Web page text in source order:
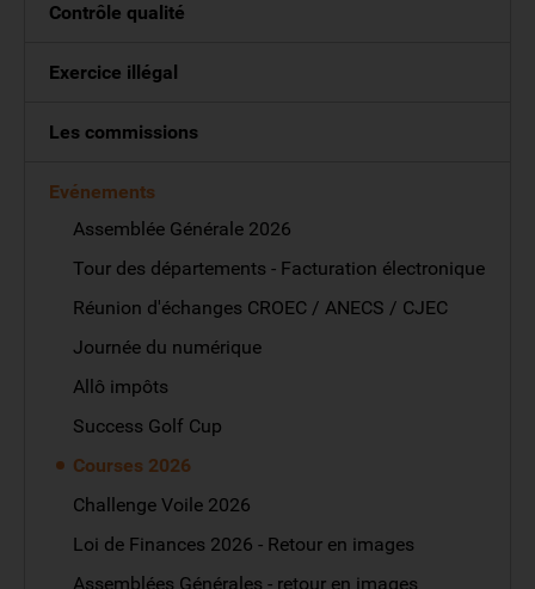
Contrôle qualité
Exercice illégal
Les commissions
Evénements
Assemblée Générale 2026
Tour des départements - Facturation électronique
Réunion d'échanges CROEC / ANECS / CJEC
Journée du numérique
Allô impôts
Success Golf Cup
Courses 2026
Challenge Voile 2026
Loi de Finances 2026 - Retour en images
Assemblées Générales - retour en images